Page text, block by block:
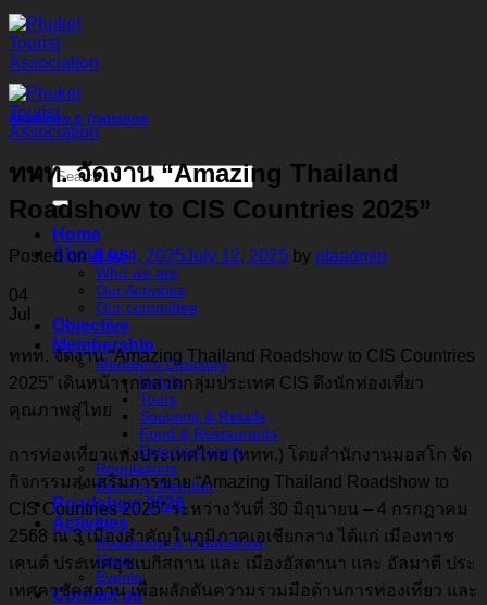
Skip
to
content
Home
About us
Who we are
Our Activities
Our committee
Objective
Membership
Members Directory
Hotels
Tours
Souvenir & Retails
Food & Restaurants
Entertainments
Regulations
Become Member
Roadshow 2026
Activities
Roadshow & Tradeshow
News
Events
Contact us
Roadshow & Tradeshow
ททท. จัดงาน “Amazing Thailand
Roadshow to CIS Countries 2025”
Posted onJuly 4, 2025July 12, 2025 by ptaadmin
04
Jul
ททท. จัดงาน “Amazing Thailand Roadshow to CIS Countries
2025” เดินหน้ารุกตลาดกลุ่มประเทศ CIS ดึงนักท่องเที่ยว
คุณภาพสู่ไทย
การท่องเที่ยวแห่งประเทศไทย (ททท.) โดยสำนักงานมอสโก จัด
กิจกรรมส่งเสริมการขาย “Amazing Thailand Roadshow to
CIS Countries 2025” ระหว่างวันที่ 30 มิถุนายน – 4 กรกฎาคม
2568 ณ 3 เมืองสำคัญในภูมิภาคเอเชียกลาง ได้แก่ เมืองทาช
เคนต์ ประเทศอุซเบกิสถาน และ เมืองอัสตานา และ อัลมาตี ประ
เทศคาซัคสถาน เพื่อผลักดันความร่วมมือด้านการท่องเที่ยว และ